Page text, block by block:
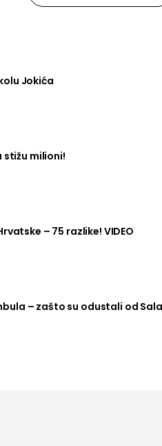
Jokića
stižu milioni!
– 75 razlike! VIDEO
– zašto su odustali od